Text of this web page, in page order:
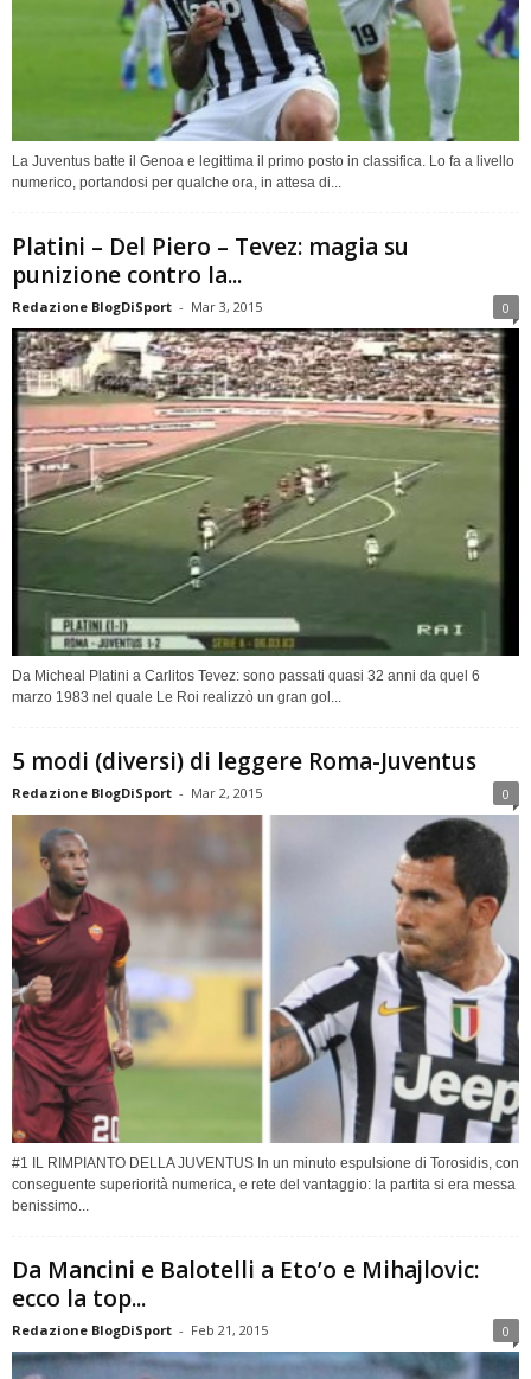
La Juventus batte il Genoa e legittima il primo posto in classifica. Lo fa a livello
numerico, portandosi per qualche ora, in attesa di...
Platini – Del Piero – Tevez: magia su
punizione contro la...
Redazione BlogDiSport - Mar 3, 2015 0
Da Micheal Platini a Carlitos Tevez: sono passati quasi 32 anni da quel 6
marzo 1983 nel quale Le Roi realizzò un gran gol...
5 modi (diversi) di leggere Roma-Juventus
Redazione BlogDiSport - Mar 2, 2015 0
#1 IL RIMPIANTO DELLA JUVENTUS In un minuto espulsione di Torosidis, con
conseguente superiorità numerica, e rete del vantaggio: la partita si era messa
benissimo...
Da Mancini e Balotelli a Eto’o e Mihajlovic:
ecco la top...
Redazione BlogDiSport - Feb 21, 2015 0